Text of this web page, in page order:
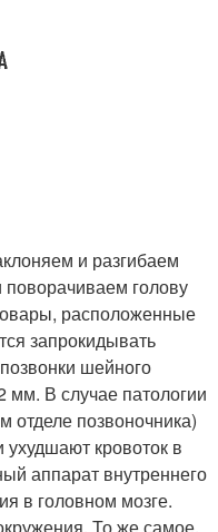
и разгибаем
голову
расположенные
запрокидывать
шейного
В случае патологии
отделе позвоночника)
кровоток в
аппарат внутреннего
в головном мозге.